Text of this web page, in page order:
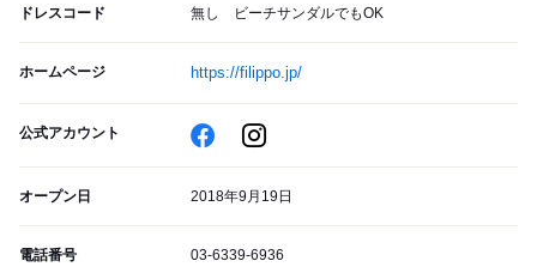
ドレスコード 無し ビーチサンダルでもOK
ホームページ https://filippo.jp/
公式アカウント
オープン日 2018年9月19日
電話番号 03-6339-6936